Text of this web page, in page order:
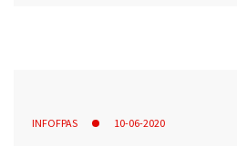
INFOFPAS 10-06-2020